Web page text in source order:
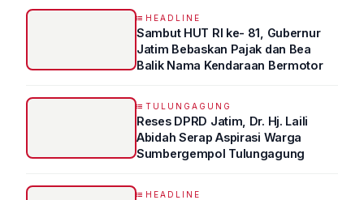
HEADLINE
Sambut HUT RI ke- 81, Gubernur
Jatim Bebaskan Pajak dan Bea
Balik Nama Kendaraan Bermotor
TULUNGAGUNG
Reses DPRD Jatim, Dr. Hj. Laili
Abidah Serap Aspirasi Warga
Sumbergempol Tulungagung
HEADLINE